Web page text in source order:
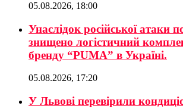
05.08.2026, 18:00
Унаслідок російської атаки
знищено логістичний
бренду “PUMA” в Україні.
05.08.2026, 17:20
У Львові перевірили